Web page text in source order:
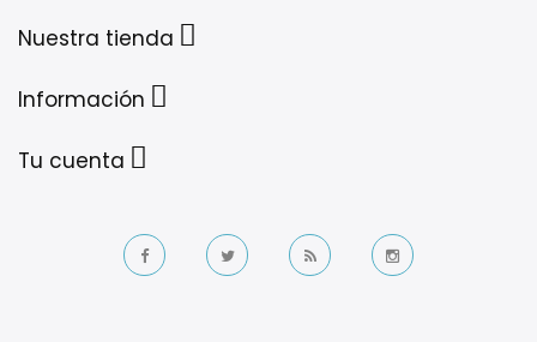
Nuestra tienda
Información
Tu cuenta